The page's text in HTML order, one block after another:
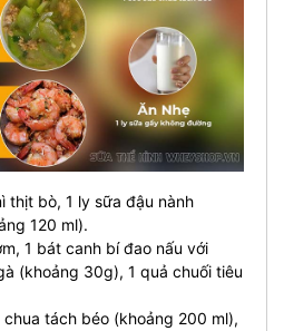
thịt bò, 1 ly sữa đậu nành
120 ml).
1 bát canh bí đao nấu với
(khoảng 30g), 1 quả chuối tiêu
tách béo (khoảng 200 ml),